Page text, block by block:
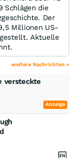
Schlägen die
Der
Millionen US-
Aktuelle
weitere Nachrichten »
versteckte
Anzeige